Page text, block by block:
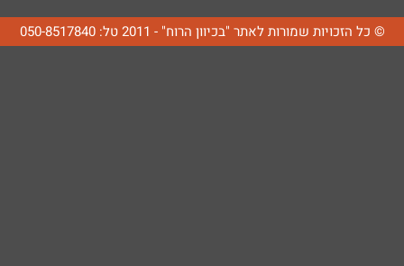
© כל הזכויות שמורות לאתר "בכיוון הרוח" - 2011 טל: 050-8517840